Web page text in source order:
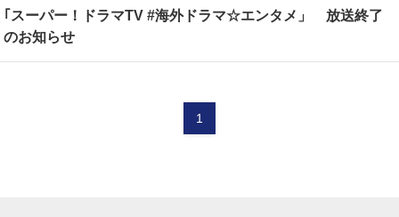
｢スーパー！ドラマTV #海外ドラマ☆エンタメ」 放送終了
のお知らせ
1